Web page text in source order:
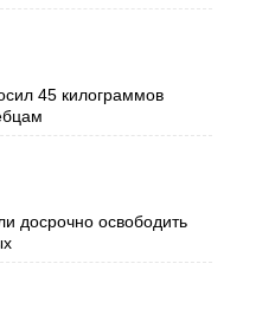
45 килограммов
досрочно освободить